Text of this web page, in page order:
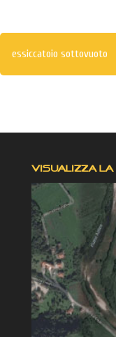
essiccatoio sottovuoto
VISUALIZZA